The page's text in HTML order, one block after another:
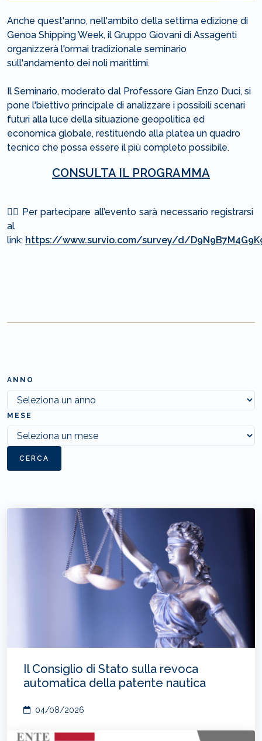
Anche quest'anno, nell'ambito della settima edizione di
Genoa Shipping Week, il Gruppo Giovani di Assagenti
organizzerà l'ormai tradizionale seminario
sull'andamento dei noli marittimi.
Il Seminario, moderato dal Professore Gian Enzo Duci, si
pone l'biettivo principale di analizzare i possibili scenari
futuri alla luce della situazione geopolitica ed
economica globale, restituendo alla platea un quadro
tecnico che possa essere il più completo possibile.
CONSULTA IL PROGRAMMA
⛓️‍💥 Per partecipare all’evento sarà necessario registrarsi
al
link: https://www.survio.com/survey/d/
ANNO
MESE
CERCA
Il Consiglio di Stato sulla revoca
automatica della patente nautica
04/08/2026